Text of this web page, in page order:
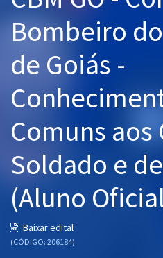
Graduação
Mentorias
Questões grátis
Conteúdo gratuito
Blog
Aprovados
Bombeiro
de Goiás -
Comuns aos
Soldado e
(Aluno
Baixar edital
(CÓDIGO: 206184)